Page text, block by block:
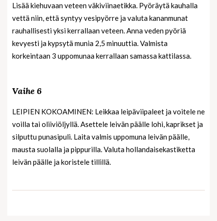
Lisää kiehuvaan veteen väkiviinaetikka. Pyöräytä kauhalla
vettä niin, että syntyy vesipyörre ja valuta kananmunat
rauhallisesti yksi kerrallaan veteen. Anna veden pyöriä
kevyesti ja kypsytä munia 2,5 minuuttia. Valmista
korkeintaan 3 uppomunaa kerrallaan samassa kattilassa.
Vaihe 6
LEIPIEN KOKOAMINEN: Leikkaa leipäviipaleet ja voitele ne
voilla tai oliiviöljyllä. Asettele leivän päälle lohi, kaprikset ja
silputtu punasipuli. Laita valmis uppomuna leivän päälle,
mausta suolalla ja pippurilla. Valuta hollandaisekastiketta
leivän päälle ja koristele tillillä.